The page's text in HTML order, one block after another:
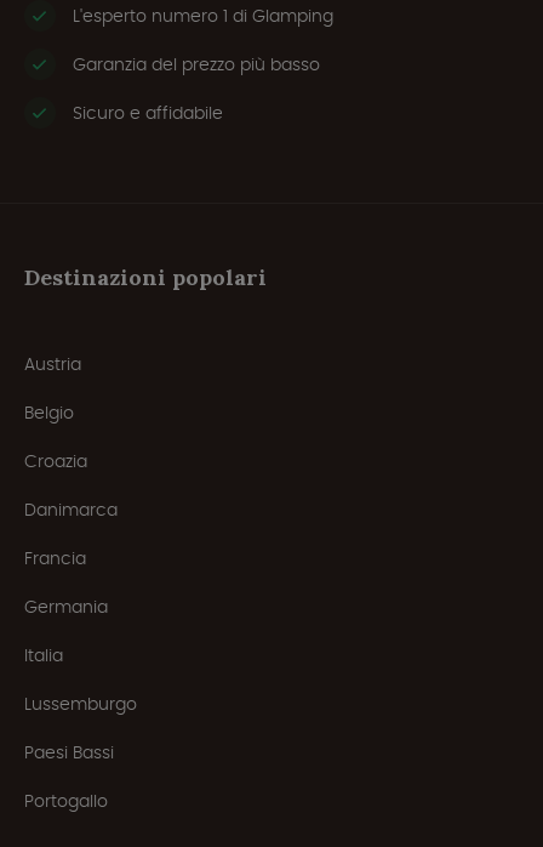
L'esperto numero 1 di Glamping
Garanzia del prezzo più basso
Sicuro e affidabile
Destinazioni popolari
Austria
Belgio
Croazia
Danimarca
Francia
Germania
Italia
Lussemburgo
Paesi Bassi
Portogallo